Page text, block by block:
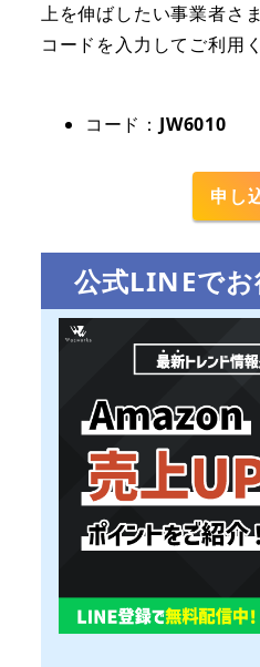
上を伸ばしたい事業者さ
コードを入力してご利用
コード： JW6010
申し
公式LINEでお